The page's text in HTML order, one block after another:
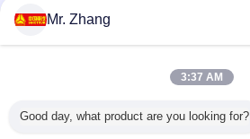
Mr. Zhang
3:37 AM
Good day, what product are you looking for?